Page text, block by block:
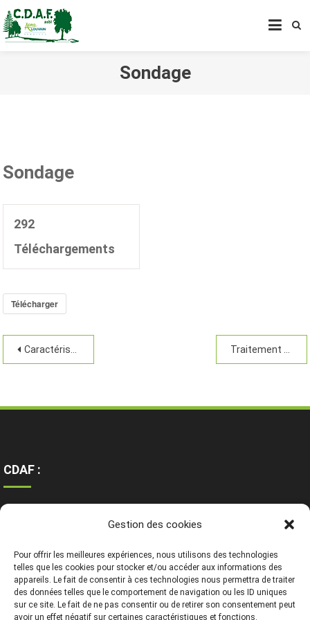
Gestion des cookies
Pour offrir les meilleures expériences, nous utilisons des technologies
telles que les cookies pour stocker et/ou accéder aux informations des
appareils. Le fait de consentir à ces technologies nous permettra de traiter
des données telles que le comportement de navigation ou les ID uniques
sur ce site. Le fait de ne pas consentir ou de retirer son consentement peut
avoir un effet négatif sur certaines caractéristiques et fonctions.
CENTRE DE DÉVELOPPEMENT
Sondage
Sondage
292
Téléchargements
Télécharger
Caractéristique
CDAF :
Mentions légales